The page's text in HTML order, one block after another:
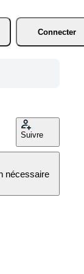
Connecter
Suivre
nécessaire